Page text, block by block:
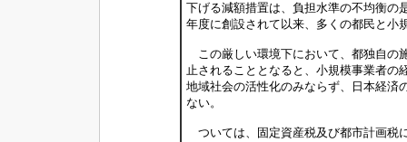
下げる減額措置は、負担水準の不均衡の
年度に創設されて以来、多くの都民と小
この厳しい環境下において、都独自の
止されることとなると、小規模事業者の
地域社会の活性化のみならず、日本経済
ない。
ついては、固定資産税及び都市計画税